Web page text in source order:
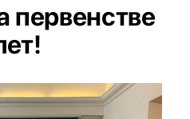
первенстве